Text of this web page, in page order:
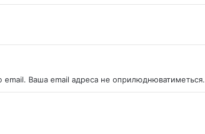
ok
email. Ваша email адреса не оприлюднюватиметься.